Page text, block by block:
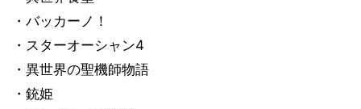
・バッカーノ！
・スターオーシャン4
・異世界の聖機師物語
・銃姫